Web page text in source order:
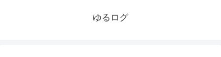
ゆるログ